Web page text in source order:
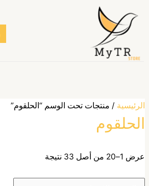
المحتوى
الرئيسية / منتجات تحت الوسم “الحلقوم”
الحلقوم
عرض 1–20 من أصل 33 نتيجة